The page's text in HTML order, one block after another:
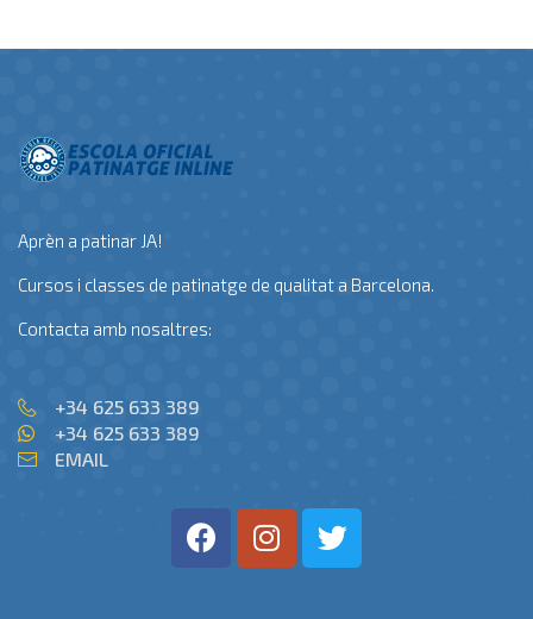
Aprèn a patinar JA!
Cursos i classes de patinatge de qualitat a Barcelona.
Contacta amb nosaltres:
+34 625 633 389
+34 625 633 389
EMAIL